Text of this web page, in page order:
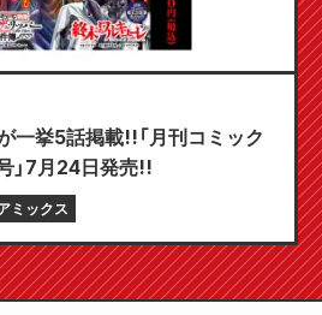
一挙5話掲載!!「月刊コミック
」7月24日発売!!
ミックス